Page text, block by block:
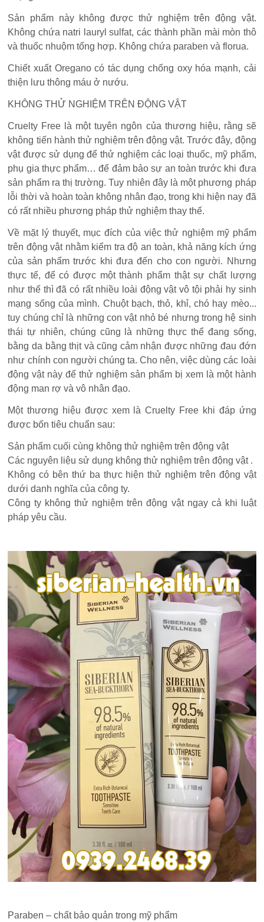
Sản phẩm này không được thử nghiệm trên động vật.
Không chứa natri lauryl sulfat, các thành phần mài mòn thô
và thuốc nhuộm tổng hợp. Không chứa paraben và florua.
Chiết xuất Oregano có tác dụng chống oxy hóa mạnh, cải
thiện lưu thông máu ở nướu.
KHÔNG THỬ NGHIỆM TRÊN ĐỘNG VẬT
Cruelty Free là một tuyên ngôn của thương hiệu, rằng sẽ
không tiến hành thử nghiệm trên động vật. Trước đây, động
vật được sử dụng để thử nghiệm các loại thuốc, mỹ phẩm,
phụ gia thực phẩm… để đảm bảo sự an toàn trước khi đưa
sản phẩm ra thị trường. Tuy nhiên đây là một phương pháp
lỗi thời và hoàn toàn không nhân đạo, trong khi hiện nay đã
có rất nhiều phương pháp thử nghiệm thay thế.
Về mặt lý thuyết, mục đích của việc thử nghiệm mỹ phẩm
trên động vật nhằm kiểm tra độ an toàn, khả năng kích ứng
của sản phẩm trước khi đưa đến cho con người. Nhưng
thực tế, để có được một thành phẩm thật sự chất lượng
như thế thì đã có rất nhiều loài động vật vô tội phải hy sinh
mạng sống của mình. Chuột bạch, thỏ, khỉ, chó hay mèo...
tuy chúng chỉ là những con vật nhỏ bé nhưng trong hệ sinh
thái tự nhiên, chúng cũng là những thực thể đang sống,
bằng da bằng thịt và cũng cảm nhận được những đau đớn
như chính con người chúng ta. Cho nên, việc dùng các loài
động vật này để thử nghiệm sản phẩm bị xem là một hành
động man rợ và vô nhân đạo.
Một thương hiệu được xem là Cruelty Free khi đáp ứng
được bốn tiêu chuẩn sau:
Sản phẩm cuối cùng không thử nghiệm trên động vật
Các nguyên liệu sử dụng không thử nghiệm trên động vật .
Không có bên thứ ba thực hiện thử nghiệm trên động vật
dưới danh nghĩa của công ty.
Công ty không thử nghiệm trên động vật ngay cả khi luật
pháp yêu cầu.
Paraben – chất bảo quản trong mỹ phẩm